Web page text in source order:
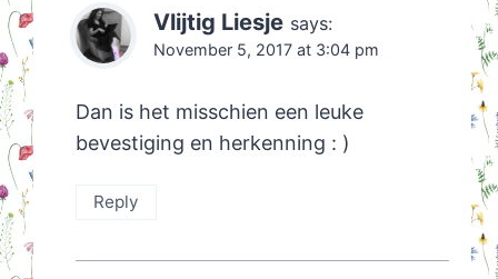
Vlijtig Liesje says:
November 5, 2017 at 3:04 pm
Dan is het misschien een leuke
bevestiging en herkenning : )
Reply